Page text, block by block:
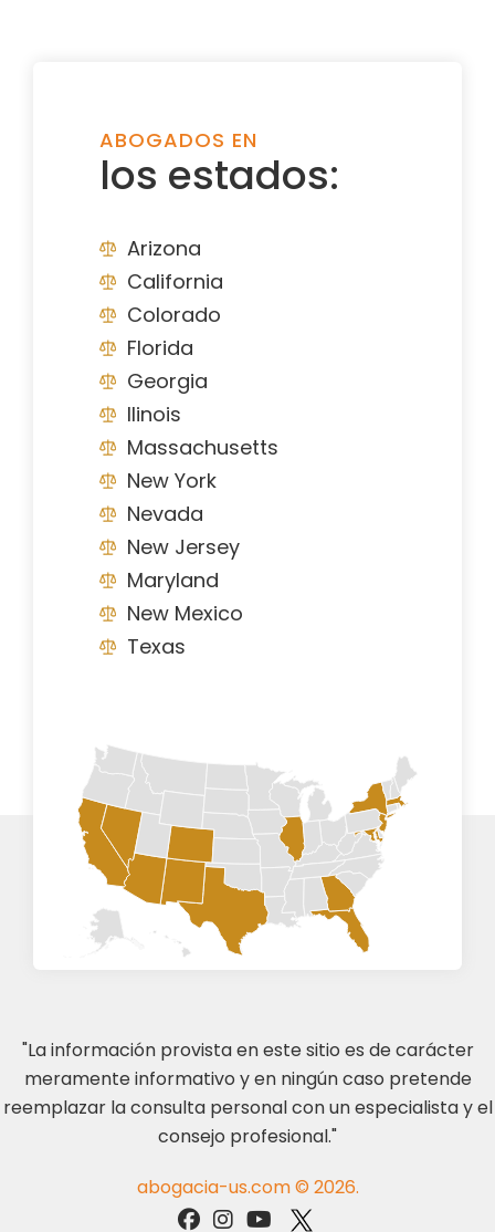
ABOGADOS EN
los estados:
Arizona
California
Colorado
Florida
Georgia
Ilinois
Massachusetts
New York
Nevada
New Jersey
Maryland
New Mexico
Texas
"La información provista en este sitio es de carácter
meramente informativo y en ningún caso pretende
reemplazar la consulta personal con un especialista y el
consejo profesional."
abogacia-us.com © 2026.